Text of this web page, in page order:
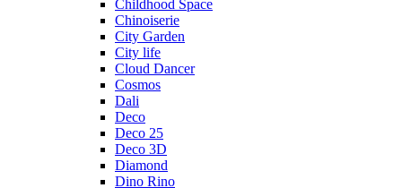
Childhood Space
Chinoiserie
City Garden
City life
Cloud Dancer
Cosmos
Dali
Deco
Deco 25
Deco 3D
Diamond
Dino Rino